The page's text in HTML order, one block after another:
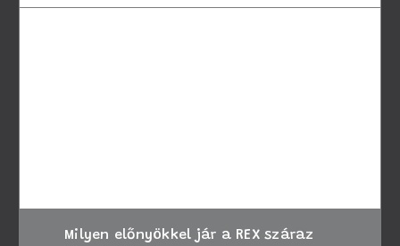
Milyen előnyökkel jár a REX száraz